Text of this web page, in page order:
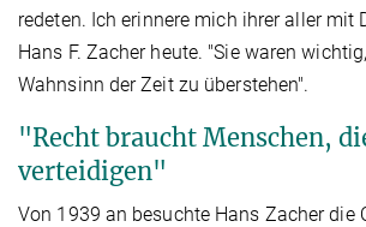
redeten. Ich erinnere mich ihrer aller mit
Hans F. Zacher heute. "Sie waren
Wahnsinn der Zeit zu überstehen".
"Recht braucht Menschen,
verteidigen"
Von 1939 an besuchte Hans Zacher die